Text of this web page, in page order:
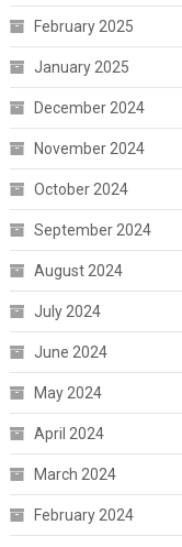
February 2025
January 2025
December 2024
November 2024
October 2024
September 2024
August 2024
July 2024
June 2024
May 2024
April 2024
March 2024
February 2024